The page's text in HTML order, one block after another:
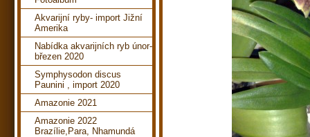
Akvarijní ryby- import Jižní
Amerika
Nabídka akvarijních ryb únor-
březen 2020
Symphysodon discus
Paunini , import 2020
Amazonie 2021
Amazonie 2022
Brazílie,Para, Nhamundá